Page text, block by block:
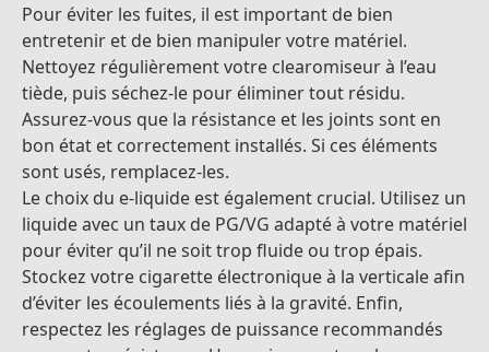
Pour éviter les fuites, il est important de bien
entretenir et de bien manipuler votre matériel.
Nettoyez régulièrement votre clearomiseur à l’eau
tiède, puis séchez-le pour éliminer tout résidu.
Assurez-vous que la résistance et les joints sont en
bon état et correctement installés. Si ces éléments
sont usés, remplacez-les.
Le choix du e-liquide est également crucial. Utilisez un
liquide avec un taux de PG/VG adapté à votre matériel
pour éviter qu’il ne soit trop fluide ou trop épais.
Stockez votre cigarette électronique à la verticale afin
d’éviter les écoulements liés à la gravité. Enfin,
respectez les réglages de puissance recommandés